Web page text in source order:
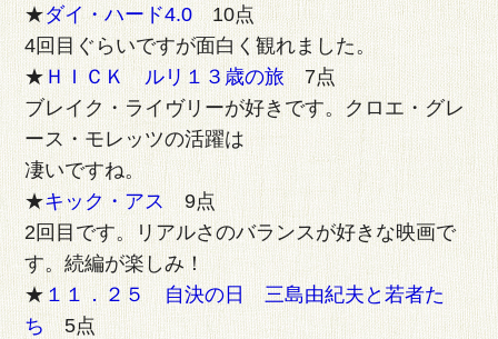
★ダイ・ハード4.010点
4回目ぐらいですが面白く観れました。
★ＨＩＣＫ ルリ１３歳の旅7点
ブレイク・ライヴリーが好きです。クロエ・グレ
ース・モレッツの活躍は
凄いですね。
★キック・アス9点
2回目です。リアルさのバランスが好きな映画で
す。続編が楽しみ！
★１１．２５ 自決の日 三島由紀夫と若者た
ち5点